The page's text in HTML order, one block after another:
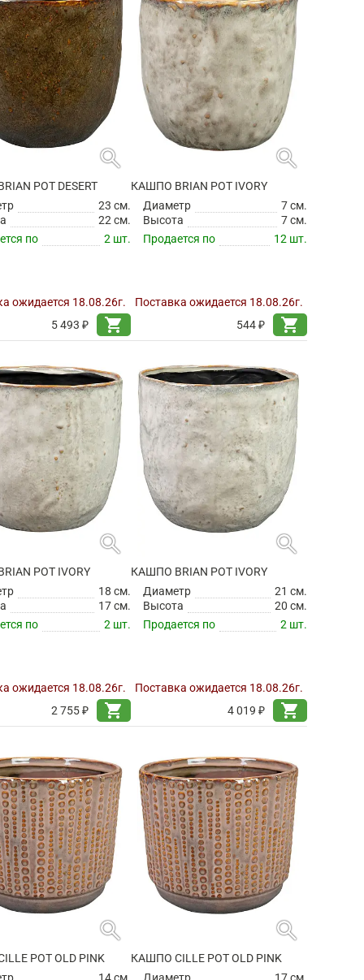
search
POT DESERT
23 см.
22 см.
по
2 шт.
ожидается 18.08.26г.
5 493 ₽
shopping_cart
search
КАШПО BRIAN POT IVORY
Диаметр
7 см.
Высота
7 см.
Продается по
12 шт.
Поставка ожидается 18.08.26г.
544 ₽
shopping_cart
search
POT IVORY
18 см.
17 см.
по
2 шт.
ожидается 18.08.26г.
2 755 ₽
shopping_cart
search
КАШПО BRIAN POT IVORY
Диаметр
21 см.
Высота
20 см.
Продается по
2 шт.
Поставка ожидается 18.08.26г.
4 019 ₽
shopping_cart
search
POT OLD PINK
search
КАШПО CILLE POT OLD PINK